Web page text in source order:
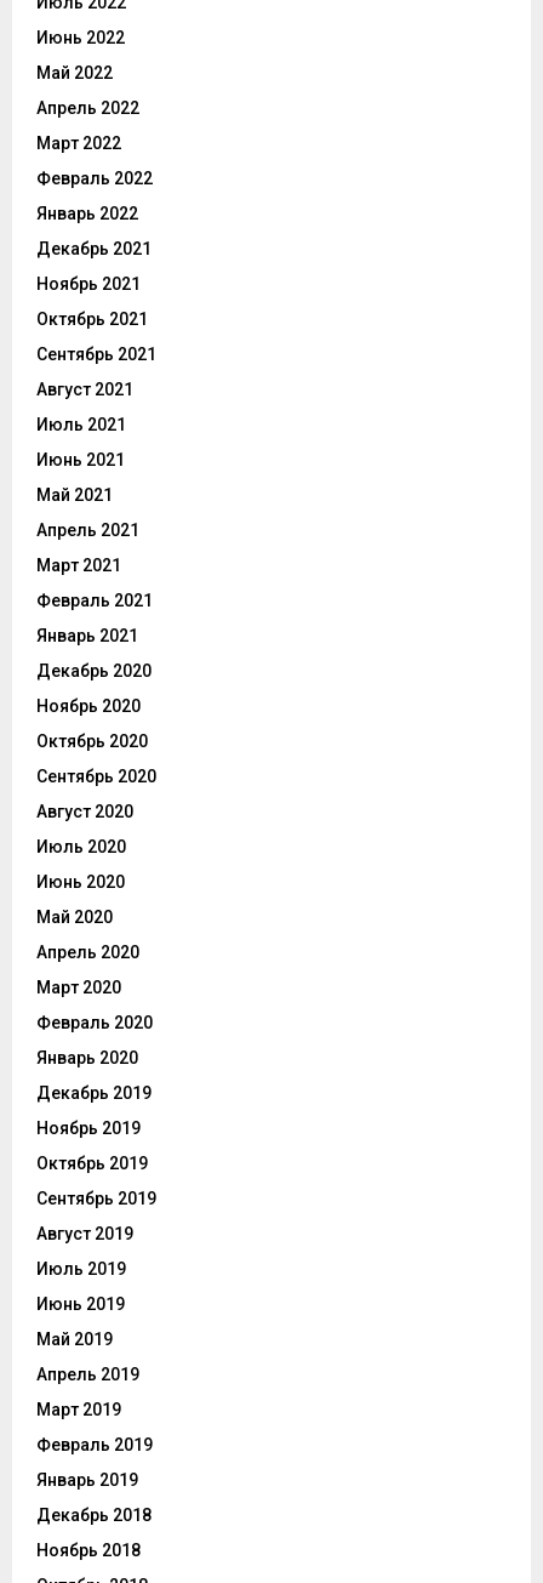
Июнь 2022
Май 2022
Апрель 2022
Март 2022
Февраль 2022
Январь 2022
Декабрь 2021
Ноябрь 2021
Октябрь 2021
Сентябрь 2021
Август 2021
Июль 2021
Июнь 2021
Май 2021
Апрель 2021
Март 2021
Февраль 2021
Январь 2021
Декабрь 2020
Ноябрь 2020
Октябрь 2020
Сентябрь 2020
Август 2020
Июль 2020
Июнь 2020
Май 2020
Апрель 2020
Март 2020
Февраль 2020
Январь 2020
Декабрь 2019
Ноябрь 2019
Октябрь 2019
Сентябрь 2019
Август 2019
Июль 2019
Июнь 2019
Май 2019
Апрель 2019
Март 2019
Февраль 2019
Январь 2019
Декабрь 2018
Ноябрь 2018